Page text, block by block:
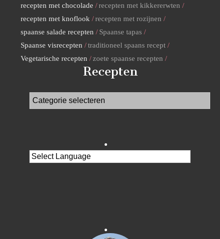
recepten met chocolade
recepten met kikkererwten
recepten met knoflook
recepten met rozijnen
spaanse salade recepten
Spaanse tapas
Spaanse visrecepten
traditioneel spaans recept
Vegetarische recepten
zoete spaanse recepten
Recepten